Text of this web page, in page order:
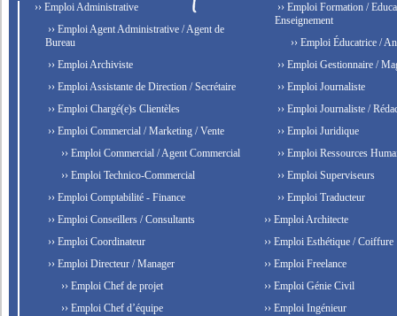
›› Emploi Administrative
›› Emploi Agent Administrative / Agent de
Bureau
›› Emploi Archiviste
›› Emploi Assistante de Direction / Secrétaire
›› Emploi Chargé(e)s Clientèles
›› Emploi Commercial / Marketing / Vente
›› Emploi Commercial / Agent Commercial
›› Emploi Technico-Commercial
›› Emploi Comptabilité - Finance
›› Emploi Conseillers / Consultants
›› Emploi Coordinateur
›› Emploi Directeur / Manager
›› Emploi Chef de projet
›› Emploi Chef d’équipe
›› Emploi Formation /
Enseignement
›› Emploi Éducatrice /
›› Emploi Gestionnaire /
›› Emploi Journaliste
›› Emploi Journaliste /
›› Emploi Juridique
›› Emploi Ressources
›› Emploi Superviseurs
›› Emploi Traducteur
›› Emploi Architecte
›› Emploi Esthétique / Coiffure
›› Emploi Freelance
›› Emploi Génie Civil
›› Emploi Ingénieur